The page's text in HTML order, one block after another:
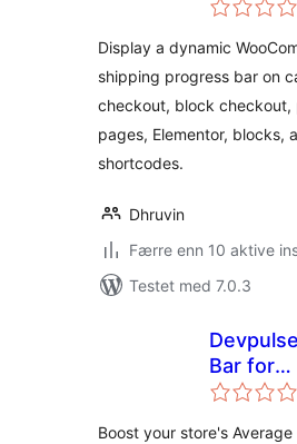
Display a dynamic
shipping progress bar on
checkout, block checkout,
pages, Elementor, blocks,
shortcodes.
Dhruvin
Færre enn 10 aktive
Testet med 7.0.3
Bar for
Boost your store's Average